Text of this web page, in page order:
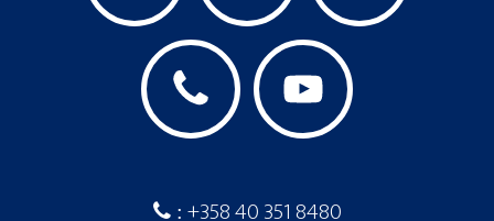
: +358 40 351 8480